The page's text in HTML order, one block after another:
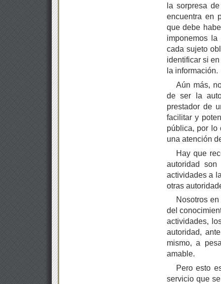
la sorpresa
encuentra en
que debe
imponemos
cada sujeto
identificar si
la información.
Aún más,
de ser la
prestador de
facilitar y
pública, por lo
una atención
Hay que
autoridad
actividades a
otras
Nosotros
del
actividades,
autoridad,
mismo, a
amable.
Pero esto
servicio que